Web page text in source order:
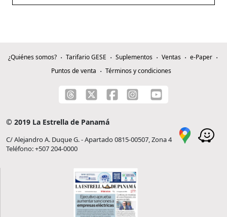
¿Quiénes somos? Tarifario GESE Suplementos Ventas
e-Paper
Puntos de venta
Términos y condiciones
© 2019 La Estrella de Panamá
C/ Alejandro A. Duque G. - Apartado 0815-00507, Zona 4
Teléfono: +507 204-0000